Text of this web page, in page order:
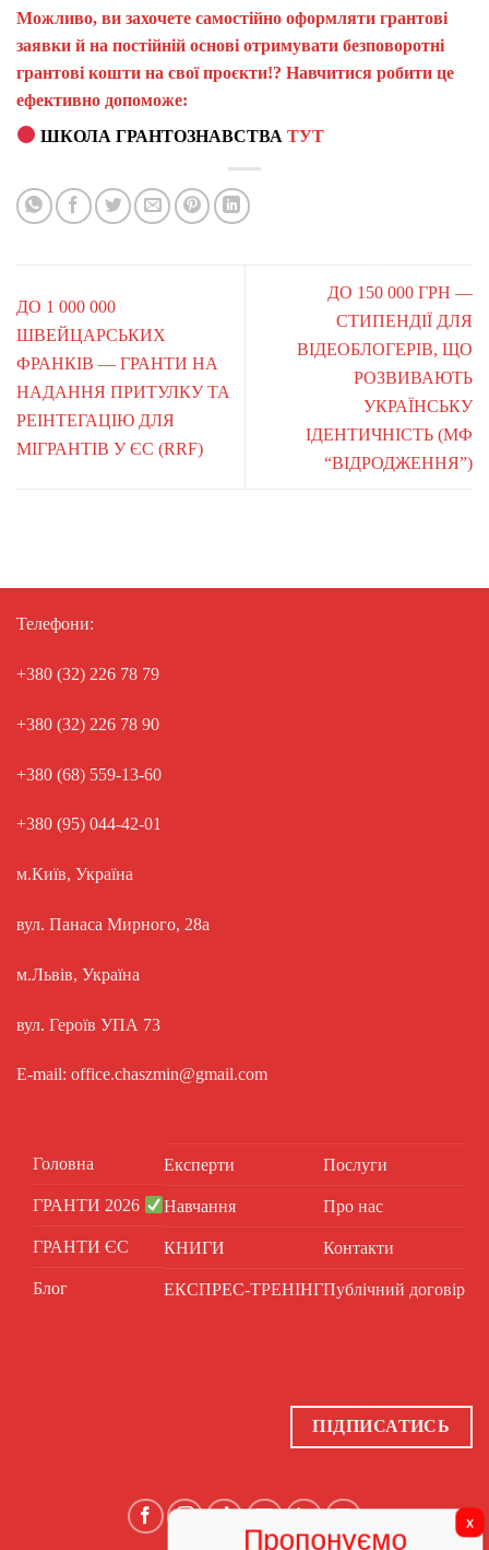
Можливо, ви захочете самостійно оформляти грантові
заявки й на постійній основі отримувати безповоротні
грантові кошти на свої проєкти!? Навчитися робити це
ефективно допоможе:
ШКОЛА ГРАНТОЗНАВСТВАТУТ
ДО 1 000 000
ШВЕЙЦАРСЬКИХ
ФРАНКІВ — ГРАНТИ НА
НАДАННЯ ПРИТУЛКУ ТА
РЕІНТЕГАЦІЮ ДЛЯ
МІГРАНТІВ У ЄС (RRF)
ДО 150 000 ГРН —
СТИПЕНДІЇ ДЛЯ
ВІДЕОБЛОГЕРІВ, ЩО
РОЗВИВАЮТЬ
УКРАЇНСЬКУ
ІДЕНТИЧНІСТЬ (МФ
“ВІДРОДЖЕННЯ”)
Телефони:
+380 (32) 226 78 79
+380 (32) 226 78 90
+380 (68) 559-13-60
+380 (95) 044-42-01
м.Київ, Україна
вул. Панаса Мирного, 28а
м.Львів, Україна
вул. Героїв УПА 73
E-mail: office.chaszmin@gmail.com
Головна
ГРАНТИ 2026
ГРАНТИ ЄС
Блог
Експерти
Навчання
КНИГИ
ЕКСПРЕС-ТРЕНІНГ
Послуги
Про нас
Контакти
Публічний договір
ПІДПИСАТИСЬ